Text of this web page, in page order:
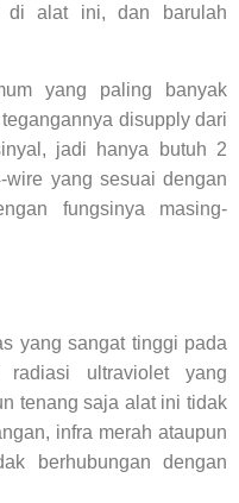
di alat ini, dan barulah
yang paling banyak
disupply dari
jadi hanya butuh 2
yang sesuai dengan
fungsinya masing-
yang sangat tinggi pada
ultraviolet yang
tenang saja alat ini tidak
infra merah ataupun
berhubungan dengan